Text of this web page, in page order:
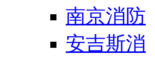
南京消防
安吉斯消